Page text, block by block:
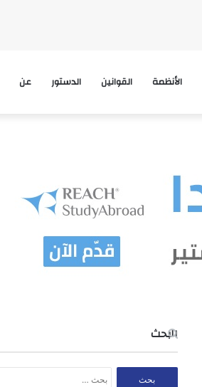
عن الدستور القوانين الأنظمة
البحث